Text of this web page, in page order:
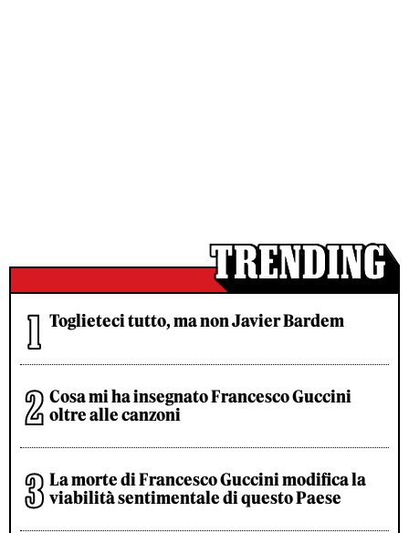
Toglieteci tutto, ma non Javier Bardem
Cosa mi ha insegnato Francesco Guccini
oltre alle canzoni
La morte di Francesco Guccini modifica la
viabilità sentimentale di questo Paese